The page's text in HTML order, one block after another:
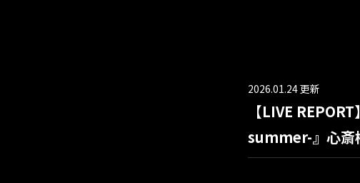
2026.01.24 更新
【LIVE
summer-』心